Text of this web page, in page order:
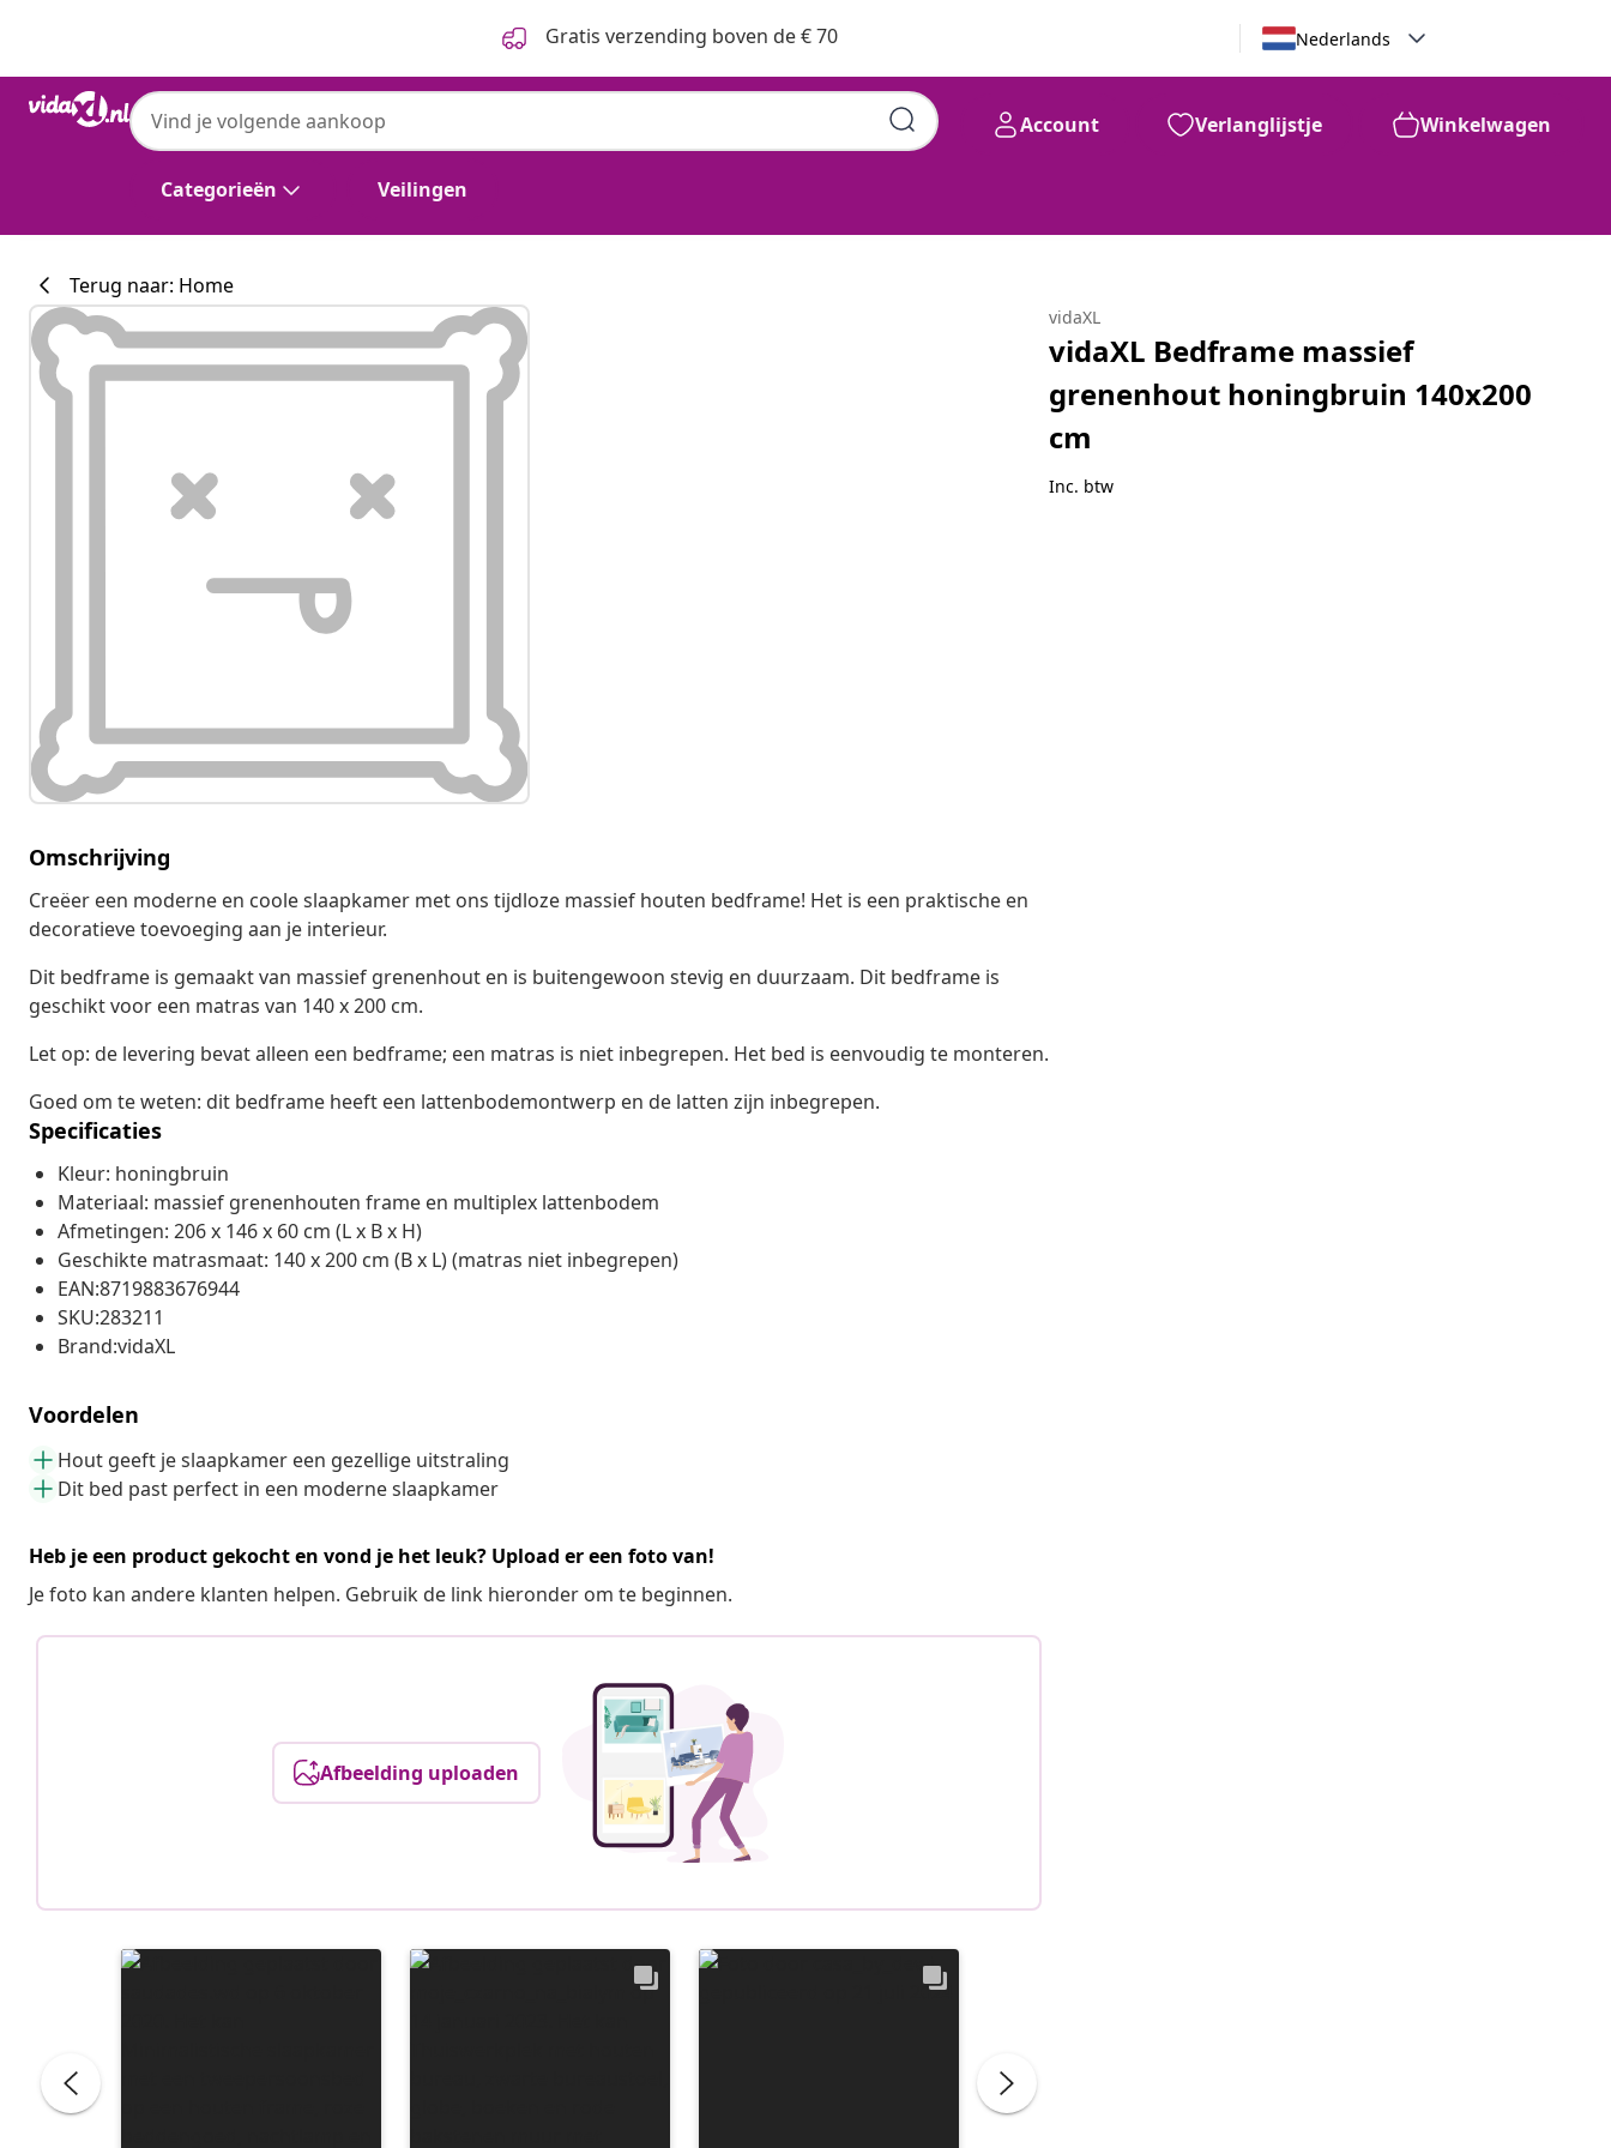
Gratis verzending boven de € 70 Nederlands
Categorieën Veilingen
Account Verlanglijstje Winkelwagen
vidaXL
Terug naar: Home
Omschrijving
Creëer een moderne en coole slaapkamer met ons tijdloze massief houten bedframe! Het is een praktische en
decoratieve toevoeging aan je interieur.
Dit bedframe is gemaakt van massief grenenhout en is buitengewoon stevig en duurzaam. Dit bedframe is
geschikt voor een matras van 140 x 200 cm.
Let op: de levering bevat alleen een bedframe; een matras is niet inbegrepen. Het bed is eenvoudig te monteren.
Goed om te weten: dit bedframe heeft een lattenbodemontwerp en de latten zijn inbegrepen.
Specificaties
Kleur: honingbruin
Materiaal: massief grenenhouten frame en multiplex lattenbodem
Afmetingen: 206 x 146 x 60 cm (L x B x H)
Geschikte matrasmaat: 140 x 200 cm (B x L) (matras niet inbegrepen)
EAN:8719883676944
SKU:283211
Brand:vidaXL
Voordelen
Hout geeft je slaapkamer een gezellige uitstraling
Dit bed past perfect in een moderne slaapkamer
Heb je een product gekocht en vond je het leuk? Upload er een foto van!
Je foto kan andere klanten helpen. Gebruik de link hieronder om te beginnen.
Afbeelding uploaden
vidaXL
vidaXL Bedframe massief
grenenhout honingbruin 140x200
cm
Inc. btw